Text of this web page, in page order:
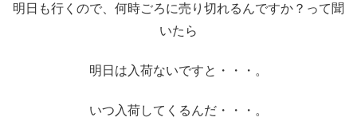
明日も行くので、何時ごろに売り切れるんですか？って聞
いたら
明日は入荷ないですと・・・。
いつ入荷してくるんだ・・・。